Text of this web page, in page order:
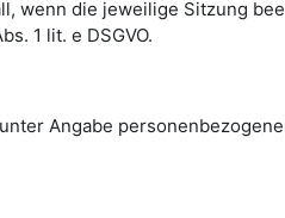
wenn die jeweilige Sitzung
1 lit. e DSGVO.
Angabe